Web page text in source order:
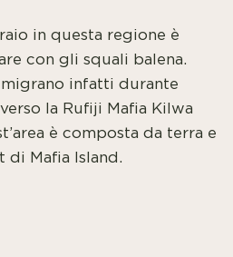
in questa regione è
con gli squali balena.
infatti durante
la Rufiji Mafia Kilwa
è composta da terra e
di Mafia Island.